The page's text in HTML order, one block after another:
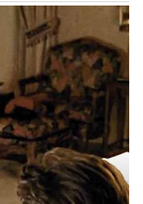
ali je postala tiša.
je razgovarati, dijeliti
I upravo kroz te